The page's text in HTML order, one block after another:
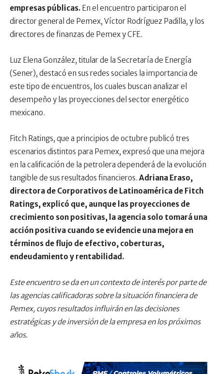
empresas públicas. En el encuentro participaron el
director general de Pemex, Víctor Rodríguez Padilla, y los
directores de finanzas de Pemex y CFE.
Luz Elena González, titular de la Secretaría de Energía
(Sener), destacó en sus redes sociales la importancia de
este tipo de encuentros, los cuales buscan analizar el
desempeño y las proyecciones del sector energético
mexicano.
Fitch Ratings, que a principios de octubre publicó tres
escenarios distintos para Pemex, expresó que una mejora
en la calificación de la petrolera dependerá de la evolución
tangible de sus resultados financieros. Adriana Eraso,
directora de Corporativos de Latinoamérica de Fitch
Ratings, explicó que, aunque las proyecciones de
crecimiento son positivas, la agencia solo tomará una
acción positiva cuando se evidencie una mejora en
términos de flujo de efectivo, coberturas,
endeudamiento y rentabilidad.
Este encuentro se da en un contexto de interés por parte de
las agencias calificadoras sobre la situación financiera de
Pemex, cuyos resultados influirán en las decisiones
estratégicas y de inversión de la empresa en los próximos
años.